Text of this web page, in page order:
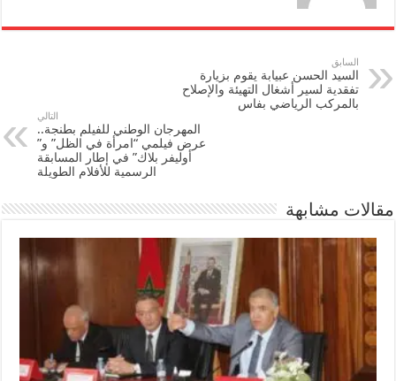
السابق
السيد الحسن عبيابة يقوم بزيارة
تفقدية لسير أشغال التهيئة والإصلاح
بالمركب الرياضي بفاس
التالي
المهرجان الوطني للفيلم بطنجة..
عرض فيلمي “امرأة في الظل” و”
أوليفر بلاك” في إطار المسابقة
الرسمية للأفلام الطويلة
مقالات مشابهة